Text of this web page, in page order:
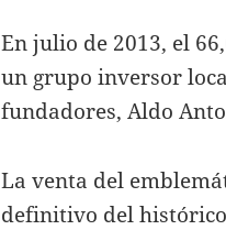
En julio de 2013, el
un grupo inversor
fundadores, Aldo
La venta del
definitivo del